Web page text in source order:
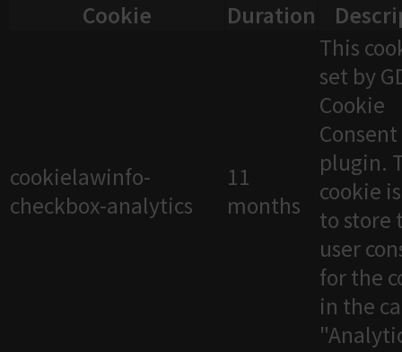
Cookie
Duration
cookielawinfo-
checkbox-analytics
11
months
This
set by
Cookie
Consent
plugin.
cookie
to store
user
for the
in the